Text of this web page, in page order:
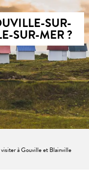
SUR-
SUR-MER ?
à Gouville et Blainville